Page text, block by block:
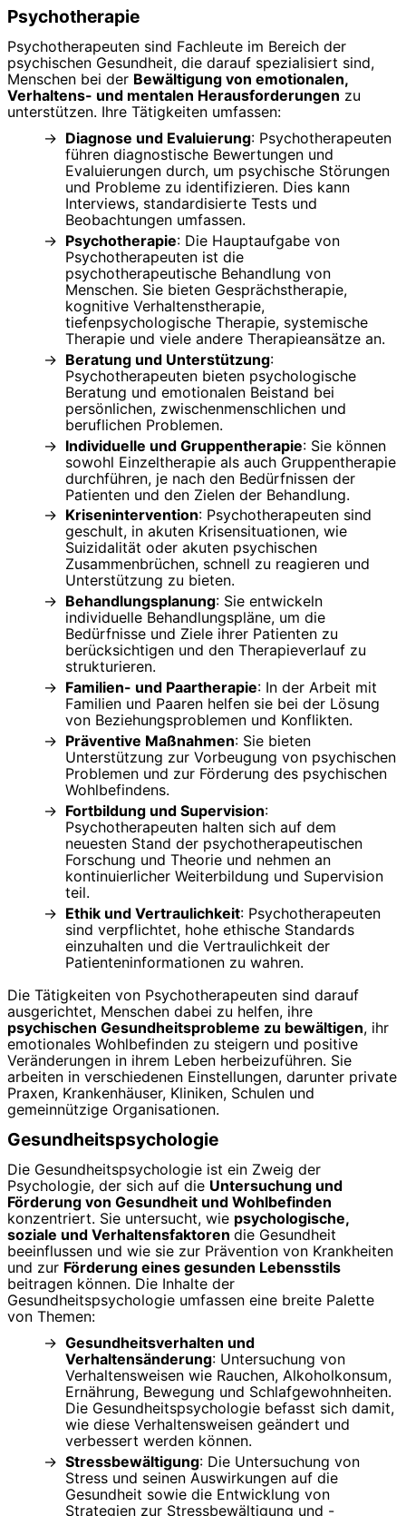
Psychotherapie
Psychotherapeuten sind Fachleute im Bereich der
psychischen Gesundheit, die darauf spezialisiert sind,
Menschen bei der Bewältigung von emotionalen,
Verhaltens- und mentalen Herausforderungen zu
unterstützen. Ihre Tätigkeiten umfassen:
Diagnose und Evaluierung: Psychotherapeuten
führen diagnostische Bewertungen und
Evaluierungen durch, um psychische Störungen
und Probleme zu identifizieren. Dies kann
Interviews, standardisierte Tests und
Beobachtungen umfassen.
Psychotherapie: Die Hauptaufgabe von
Psychotherapeuten ist die
psychotherapeutische Behandlung von
Menschen. Sie bieten Gesprächstherapie,
kognitive Verhaltenstherapie,
tiefenpsychologische Therapie, systemische
Therapie und viele andere Therapieansätze an.
Beratung und Unterstützung:
Psychotherapeuten bieten psychologische
Beratung und emotionalen Beistand bei
persönlichen, zwischenmenschlichen und
beruflichen Problemen.
Individuelle und Gruppentherapie: Sie können
sowohl Einzeltherapie als auch Gruppentherapie
durchführen, je nach den Bedürfnissen der
Patienten und den Zielen der Behandlung.
Krisenintervention: Psychotherapeuten sind
geschult, in akuten Krisensituationen, wie
Suizidalität oder akuten psychischen
Zusammenbrüchen, schnell zu reagieren und
Unterstützung zu bieten.
Behandlungsplanung: Sie entwickeln
individuelle Behandlungspläne, um die
Bedürfnisse und Ziele ihrer Patienten zu
berücksichtigen und den Therapieverlauf zu
strukturieren.
Familien- und Paartherapie: In der Arbeit mit
Familien und Paaren helfen sie bei der Lösung
von Beziehungsproblemen und Konflikten.
Präventive Maßnahmen: Sie bieten
Unterstützung zur Vorbeugung von psychischen
Problemen und zur Förderung des psychischen
Wohlbefindens.
Fortbildung und Supervision:
Psychotherapeuten halten sich auf dem
neuesten Stand der psychotherapeutischen
Forschung und Theorie und nehmen an
kontinuierlicher Weiterbildung und Supervision
teil.
Ethik und Vertraulichkeit: Psychotherapeuten
sind verpflichtet, hohe ethische Standards
einzuhalten und die Vertraulichkeit der
Patienteninformationen zu wahren.
Die Tätigkeiten von Psychotherapeuten sind darauf
ausgerichtet, Menschen dabei zu helfen, ihre
psychischen Gesundheitsprobleme zu bewältigen, ihr
emotionales Wohlbefinden zu steigern und positive
Veränderungen in ihrem Leben herbeizuführen. Sie
arbeiten in verschiedenen Einstellungen, darunter private
Praxen, Krankenhäuser, Kliniken, Schulen und
gemeinnützige Organisationen.
Gesundheitspsychologie
Die Gesundheitspsychologie ist ein Zweig der
Psychologie, der sich auf die Untersuchung und
Förderung von Gesundheit und Wohlbefinden
konzentriert. Sie untersucht, wie psychologische,
soziale und Verhaltensfaktoren die Gesundheit
beeinflussen und wie sie zur Prävention von Krankheiten
und zur Förderung eines gesunden Lebensstils
beitragen können. Die Inhalte der
Gesundheitspsychologie umfassen eine breite Palette
von Themen:
Gesundheitsverhalten und
Verhaltensänderung: Untersuchung von
Verhaltensweisen wie Rauchen, Alkoholkonsum,
Ernährung, Bewegung und Schlafgewohnheiten.
Die Gesundheitspsychologie befasst sich damit,
wie diese Verhaltensweisen geändert und
verbessert werden können.
Stressbewältigung: Die Untersuchung von
Stress und seinen Auswirkungen auf die
Gesundheit sowie die Entwicklung von
Strategien zur Stressbewältigung und -